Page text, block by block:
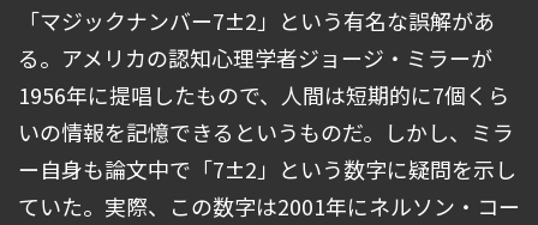
「マジックナンバー7±2」という有名な誤解があ
る。アメリカの認知心理学者ジョージ・ミラーが
1956年に提唱したもので、人間は短期的に7個くら
いの情報を記憶できるというものだ。しかし、ミラ
ー自身も論文中で「7±2」という数字に疑問を示し
ていた。実際、この数字は2001年にネルソン・コー